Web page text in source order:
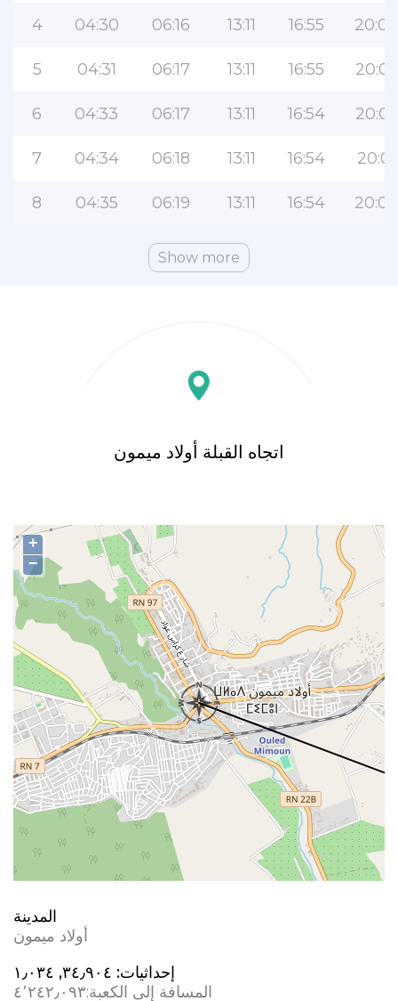
4 04:30 06:16 13:11 16:55 20:04
5 04:31 06:17 13:11 16:55 20:03
6 04:33 06:17 13:11 16:54 20:02
7 04:34 06:18 13:11 16:54 20:01
8 04:35 06:19 13:11 16:54 20:00
Show more
اتجاه القبلة أولاد ميمون
+
−
المدينة
أولاد ميمون
إحداثيات: ٣٤٫٩٠٤, ؜١٫٠٣٤
المسافة إلى الكعبة:٤٬٢٤٢٫٠٩٣